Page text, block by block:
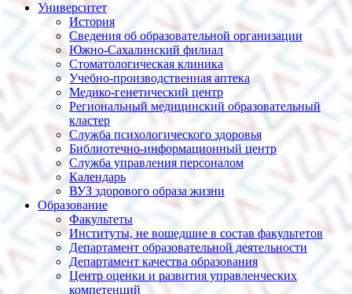
Университет
История
Сведения об образовательной организации
Южно-Сахалинский филиал
Стоматологическая клиника
Учебно-производственная аптека
Медико-генетический центр
Региональный медицинский образовательный
кластер
Служба психологического здоровья
Библиотечно-информационный центр
Служба управления персоналом
Календарь
ВУЗ здорового образа жизни
Образование
Факультеты
Институты, не вошедшие в состав факультетов
Департамент образовательной деятельности
Департамент качества образования
Центр оценки и развития управленческих
компетенций